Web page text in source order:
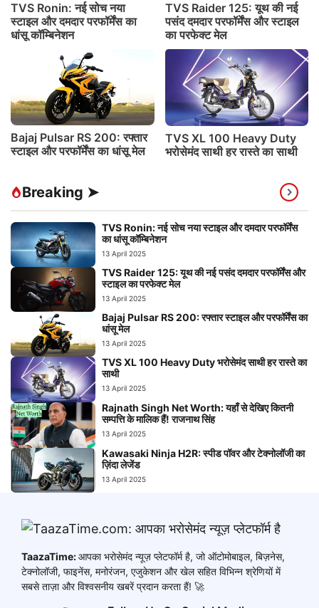
TVS Ronin: नई सोच नया
स्टाइल और दमदार परफॉर्मेंस का
धांसू कॉम्बिनेशन
TVS Raider 125: यूथ की नई
पसंद दमदार परफॉर्मेंस और स्टाइल
का परफेक्ट मेल
Bajaj Pulsar RS 200: रफ्तार
स्टाइल और परफॉर्मेंस का धांसू मेल
TVS XL 100 Heavy Duty
भरोसेमंद साथी हर रास्ते का साथी
Breaking ➤
TVS Ronin: नई सोच नया स्टाइल और दमदार परफॉर्मेंस
का धांसू कॉम्बिनेशन
13 April 2025
TVS Raider 125: यूथ की नई पसंद दमदार परफॉर्मेंस और
स्टाइल का परफेक्ट मेल
13 April 2025
Bajaj Pulsar RS 200: रफ्तार स्टाइल और परफॉर्मेंस का
धांसू मेल
13 April 2025
TVS XL 100 Heavy Duty भरोसेमंद साथी हर रास्ते का
साथी
13 April 2025
Rajnath Singh Net Worth: यहाँ से देखिए कितनी
सम्पत्ति के मालिक हैं! राजनाथ सिंह
13 April 2025
Kawasaki Ninja H2R: स्पीड पॉवर और टेक्नोलॉजी का
ज़िंदा लेजेंड
13 April 2025
TaazaTime:आपका भरोसेमंद न्यूज़ प्लेटफॉर्म है, जो ऑटोमोबाइल, बिज़नेस,
टेक्नोलॉजी, फाइनेंस, मनोरंजन, एजुकेशन और खेल सहित विभिन्न श्रेणियों में
सबसे ताज़ा और विश्वसनीय खबरें प्रदान करता हैं! 🚀